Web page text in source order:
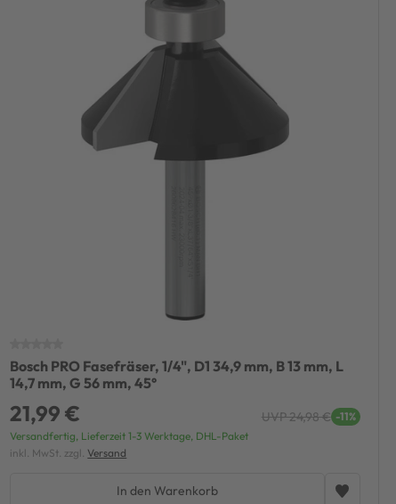
Bosch PRO Fasefräser, 1/4", D1 34,9 mm, B 13 mm, L
14,7 mm, G 56 mm, 45°
21,99 € UVP 24,98 € -11%
Versandfertig, Lieferzeit 1-3 Werktage, DHL-Paket
inkl. MwSt. zzgl. Versand
In den Warenkorb